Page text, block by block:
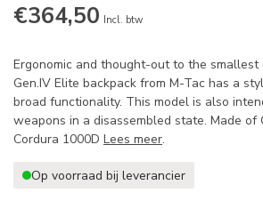
€364,50 Incl. btw
Ergonomic and thought-out to the smallest
Gen.IV Elite backpack from M-Tac has a
broad functionality. This model is also
weapons in a disassembled state. Made of
Cordura 1000D Lees meer.
Op voorraad bij leverancier